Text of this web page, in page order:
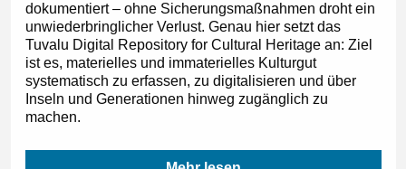
dokumentiert – ohne Sicherungsmaßnahmen droht ein
unwiederbringlicher Verlust. Genau hier setzt das
Tuvalu Digital Repository for Cultural Heritage an: Ziel
ist es, materielles und immaterielles Kulturgut
systematisch zu erfassen, zu digitalisieren und über
Inseln und Generationen hinweg zugänglich zu
machen.